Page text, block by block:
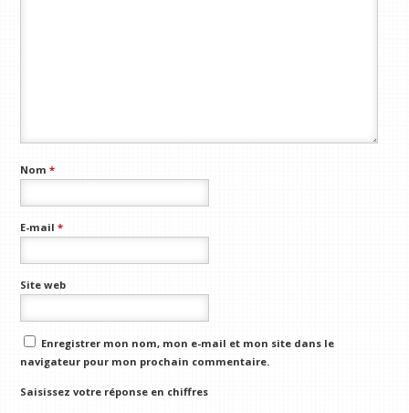
Nom*
E-mail*
Site web
Enregistrer mon nom, mon e-mail et mon site dans le
navigateur pour mon prochain commentaire.
Saisissez votre réponse en chiffres